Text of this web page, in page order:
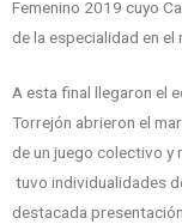
Femenino 2019 cuyo
de la especialidad en el
A esta final llegaron el
Torrejón abrieron el
de un juego colectivo y
tuvo individualidades
destacada